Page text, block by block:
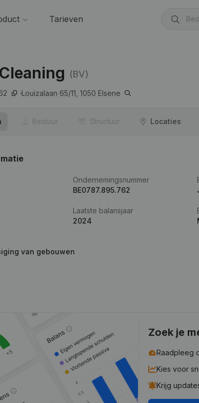
Tarieven
(BV)
Louizalaan 65/11, 1050 Elsene
Bestuur Structuur Locaties
Ondernemingsnummer
BE0787.895.762
Laatste balansjaar
2024
van gebouwen
Zoek je
Raadpleeg
Kies voor
Krijg